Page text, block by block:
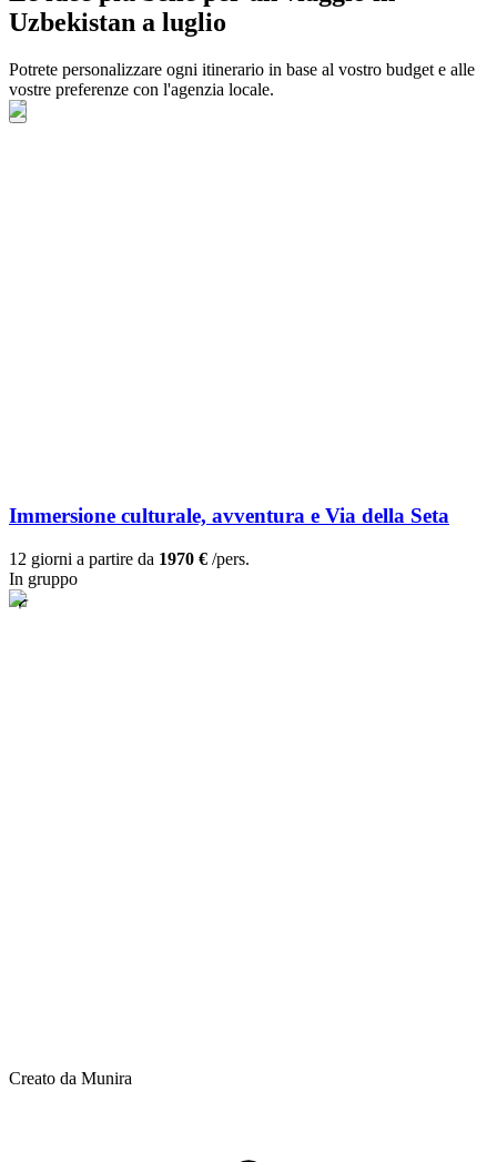
Uzbekistan a luglio
Potrete personalizzare ogni itinerario in base al vostro budget e alle
vostre preferenze con l'agenzia locale.
Immersione culturale, avventura e Via della Seta
12 giorni a partire da 1970 € /pers.
In gruppo
Creato da Munira